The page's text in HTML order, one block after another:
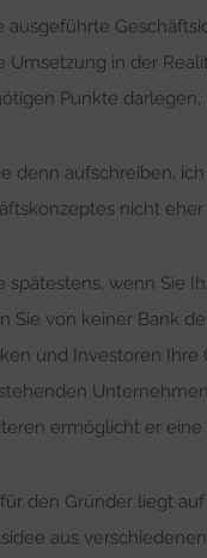
ausgeführte
in der
Punkte
denn aufschreiben,
nicht
spätestens, wenn Sie
Sie von keiner Bank
und Investoren
ermöglicht er
den Gründer liegt
aus